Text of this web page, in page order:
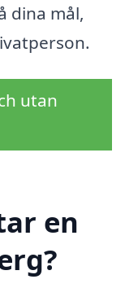
dina mål,
utan
en